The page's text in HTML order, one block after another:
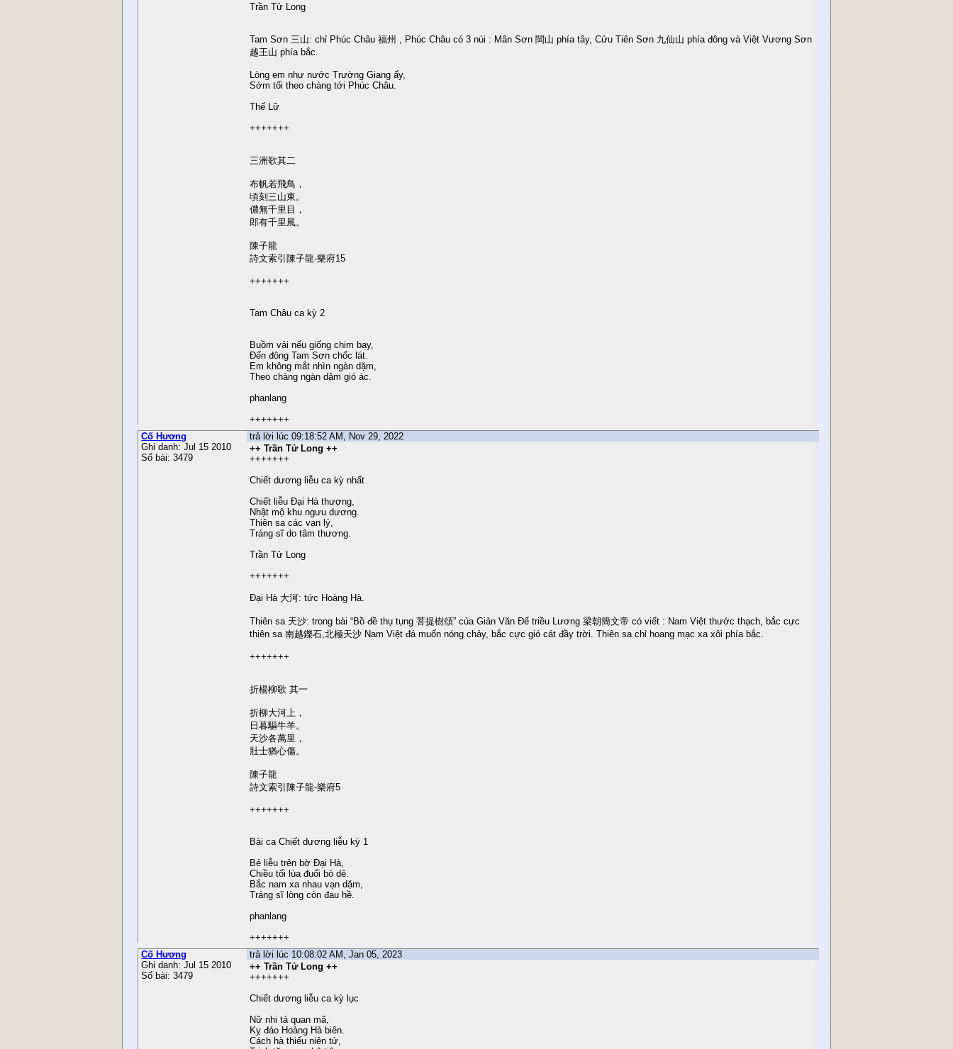
Trần Tử Long
Tam Sơn 三山: chỉ Phúc Châu 福州 , Phúc Châu có 3 núi : Mân Sơn 閩山 phía tây, Cửu Tiên Sơn 九仙山 phía đông và Việt Vương Sơn
越王山 phía bắc.
Lòng em như nước Trường Giang ấy,
Sớm tối theo chàng tới Phúc Châu.
Thế Lữ
+++++++
三洲歌其二
布帆若飛鳥，
頃刻三山東。
儂無千里目，
郎有千里風。
陳子龍
詩文索引陳子龍-樂府15
+++++++
Tam Châu ca kỳ 2
Buồm vải nếu giống chim bay,
Đến đông Tam Sơn chốc lát.
Em không mắt nhìn ngàn dặm,
Theo chàng ngàn dặm gió ác.
phanlang
+++++++
Cố Hương
Ghi danh: Jul 15 2010
Số bài: 3479
trả lời lúc 09:18:52 AM, Nov 29, 2022
++ Trần Tử Long ++
+++++++
Chiết dương liễu ca kỳ nhất
Chiết liễu Đại Hà thượng,
Nhật mộ khu ngưu dương.
Thiên sa các vạn lý,
Tráng sĩ do tâm thương.
Trần Tử Long
+++++++
Đại Hà 大河: tức Hoàng Hà.
Thiên sa 天沙: trong bài “Bồ đề thụ tụng 菩提樹頌” của Giản Văn Đế triều Lương 梁朝簡文帝 có viết : Nam Việt thước thạch, bắc cực
thiên sa 南越鑠石,北極天沙 Nam Việt đá muốn nóng chảy, bắc cực gió cát đầy trời. Thiên sa chỉ hoang mạc xa xôi phía bắc.
+++++++
折楊柳歌 其一
折柳大河上，
日暮驅牛羊。
天沙各萬里，
壯士猶心傷。
陳子龍
詩文索引陳子龍-樂府5
+++++++
Bài ca Chiết dương liễu kỳ 1
Bẻ liễu trên bờ Đại Hà,
Chiều tối lùa đuổi bò dê.
Bắc nam xa nhau vạn dặm,
Tráng sĩ lòng còn đau hề.
phanlang
+++++++
Cố Hương
Ghi danh: Jul 15 2010
Số bài: 3479
trả lời lúc 10:08:02 AM, Jan 05, 2023
++ Trần Tử Long ++
+++++++
Chiết dương liễu ca kỳ lục
Nữ nhi tá quan mã,
Kỵ đáo Hoàng Hà biên.
Cách hà thiếu niên tử,